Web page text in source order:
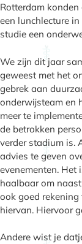
Rotterdam
een lunchlecture
studie een
We zijn dit jaar
geweest met het
gebrek aan
onderwijsteam en
meer te
de betrokken
verder stadium is.
advies te geven
evenementen. Het
haalbaar om
ook goed
hiervan. Hiervoor
Andere wist je